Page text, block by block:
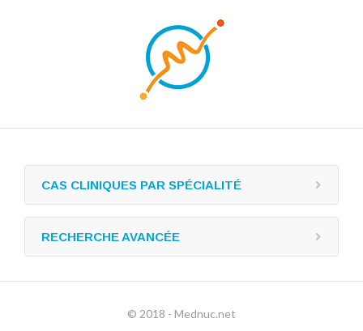
CAS CLINIQUES PAR SPÉCIALITÉ
RECHERCHE AVANCÉE
© 2018 - Mednuc.net